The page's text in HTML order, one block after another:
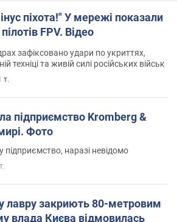
піхота!" У мережі показали
FPV. Відео
зафіксовано удари по укриттях,
техніці та живій силі російських військ
т.
підприємство Kromberg &
Фото
наразі невідомо
лавру закриють 80-метровим
влада Києва відмовилась